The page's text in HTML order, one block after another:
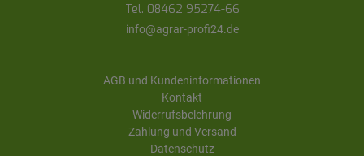
Tel. 08462 95274-66
info@agrar-profi24.de
AGB und Kundeninformationen
Kontakt
Widerrufsbelehrung
Zahlung und Versand
Datenschutz